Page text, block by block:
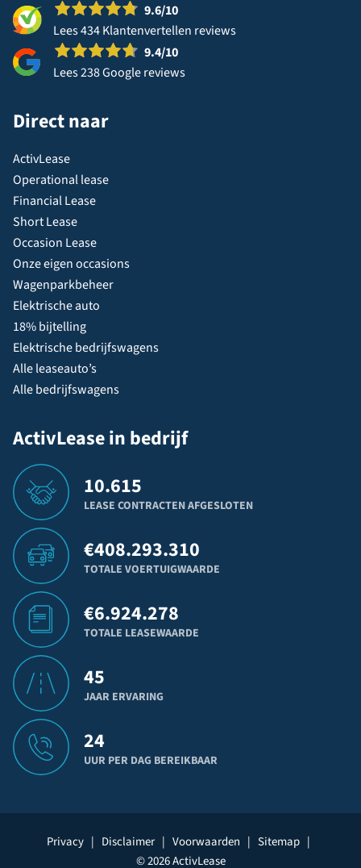
9.6/10
Lees 434 Klantenvertellen reviews
9.4/10
Lees 238 Google reviews
Direct naar
ActivLease
Operational lease
Financial Lease
Short Lease
Occasion Lease
Onze eigen occasions
Wagenparkbeheer
Elektrische auto
18% bijtelling
Elektrische bedrijfswagens
Alle leaseauto’s
Alle bedrijfswagens
ActivLease in bedrijf
10.615
LEASE CONTRACTEN AFGESLOTEN
€408.293.310
TOTALE VOERTUIGWAARDE
€6.924.278
TOTALE LEASEWAARDE
45
JAAR ERVARING
24
UUR PER DAG BEREIKBAAR
Privacy | Disclaimer | Voorwaarden | Sitemap |
© 2026 ActivLease